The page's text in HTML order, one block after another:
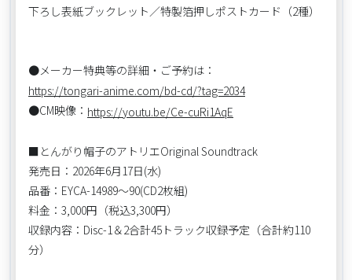
下ろし表紙ブックレット／特製箔押しポストカード（2種）
●メーカー特典等の詳細・ご予約は：
https://tongari-anime.com/bd-cd/?tag=2034
●CM映像： https://youtu.be/Ce-cuRi1AqE
■とんがり帽子のアトリエOriginal Soundtrack
発売日：2026年6月17日(水)
品番：EYCA-14989〜90(CD2枚組)
料金：3,000円（税込3,300円）
収録内容：Disc-1＆2合計45トラック収録予定（合計約110
分）